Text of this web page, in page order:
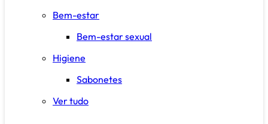
Bem-estar
Bem-estar sexual
Higiene
Sabonetes
Ver tudo